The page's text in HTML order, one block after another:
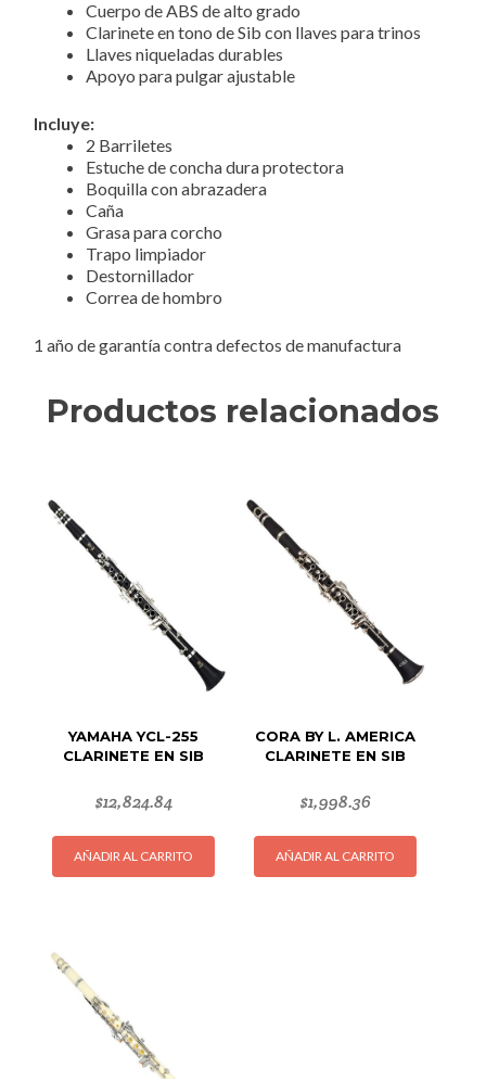
Cuerpo de ABS de alto grado
Clarinete en tono de Sib con llaves para trinos
Llaves niqueladas durables
Apoyo para pulgar ajustable
Incluye:
2 Barriletes
Estuche de concha dura protectora
Boquilla con abrazadera
Caña
Grasa para corcho
Trapo limpiador
Destornillador
Correa de hombro
1 año de garantía contra defectos de manufactura
Productos relacionados
YAMAHA YCL-255
CLARINETE EN SIB
$12,824.84
AÑADIR AL CARRITO
CORA BY L. AMERICA
CLARINETE EN SIB
$1,998.36
AÑADIR AL CARRITO